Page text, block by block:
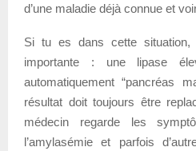
d’une maladie déjà connue et
Si tu es dans cette
importante : une lipase
automatiquement “pancréas
résultat doit toujours être
médecin regarde les
l’amylasémie et parfois